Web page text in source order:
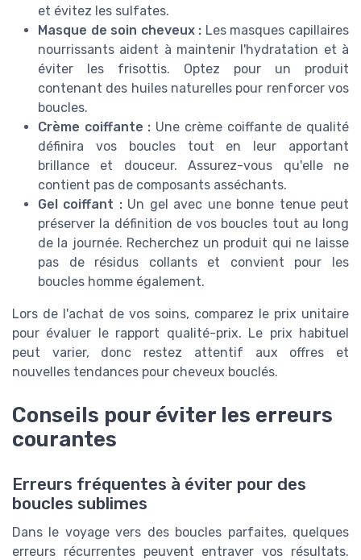
et évitez les sulfates.
Masque de soin cheveux : Les masques capillaires
nourrissants aident à maintenir l'hydratation et à
éviter les frisottis. Optez pour un produit
contenant des huiles naturelles pour renforcer vos
boucles.
Crème coiffante : Une crème coiffante de qualité
définira vos boucles tout en leur apportant
brillance et douceur. Assurez-vous qu'elle ne
contient pas de composants asséchants.
Gel coiffant :Un gel avec une bonne tenue peut
préserver la définition de vos boucles tout au long
de la journée. Recherchez un produit qui ne laisse
pas de résidus collants et convient pour les
boucles homme également.
Lors de l'achat de vos soins, comparez le prix unitaire
pour évaluer le rapport qualité-prix. Le prix habituel
peut varier, donc restez attentif aux offres et
nouvelles tendances pour cheveux bouclés.
Conseils pour éviter les erreurs
courantes
Erreurs fréquentes à éviter pour des
boucles sublimes
Dans le voyage vers des boucles parfaites, quelques
erreurs récurrentes peuvent entraver vos résultats.